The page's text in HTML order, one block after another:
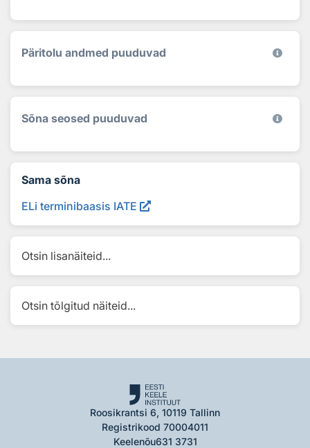
Päritolu andmed puuduvad
Sõna seosed puuduvad
Sama sõna
ELi terminibaasis IATE
Otsin lisanäiteid...
Otsin tõlgitud näiteid...
Roosikrantsi 6, 10119 Tallinn
Registrikood 70004011
Keelenõu631 3731